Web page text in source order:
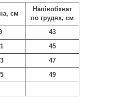
см
Напівобхват
по грудях, см
43
45
47
49